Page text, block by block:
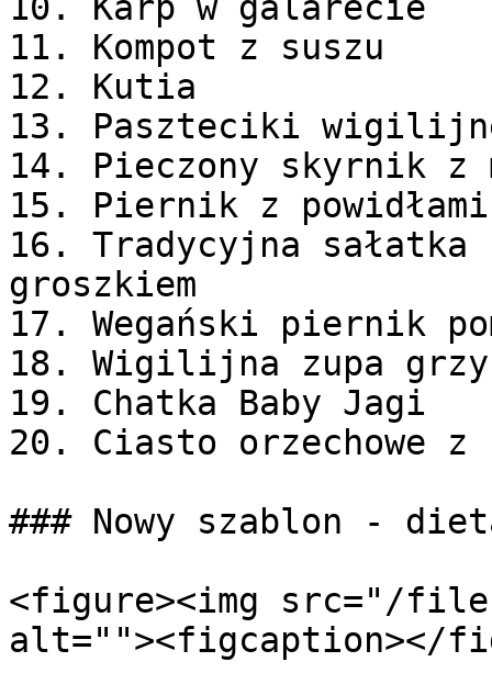
11. Kompot z suszu
12. Kutia
13. Paszteciki
14. Pieczony skyrnik z
15. Piernik z
16. Tradycyjna sałatka
groszkiem
17. Wegański piernik
18. Wigilijna zupa
19. Chatka Baby Jagi
20. Ciasto orzechowe z
### Nowy szablon -
<figure><img src="/
alt=""><figcaption></